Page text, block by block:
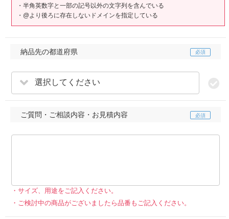
・半角英数字と一部の記号以外の文字列を含んでいる
・@より後ろに存在しないドメインを指定している
納品先の都道府県
選択してください
ご質問・ご相談内容・お見積内容
サイズ、用途をご記入ください。
ご検討中の商品がございましたら品番もご記入ください。